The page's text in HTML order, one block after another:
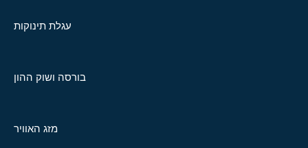
עגלת תינוקות
בורסה ושוק ההון
מזג האוויר